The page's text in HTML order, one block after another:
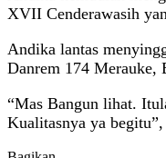
XVII Cenderawasih
Andika lantas
Danrem 174
“Mas Bangun lihat.
Kualitasnya ya begitu”,